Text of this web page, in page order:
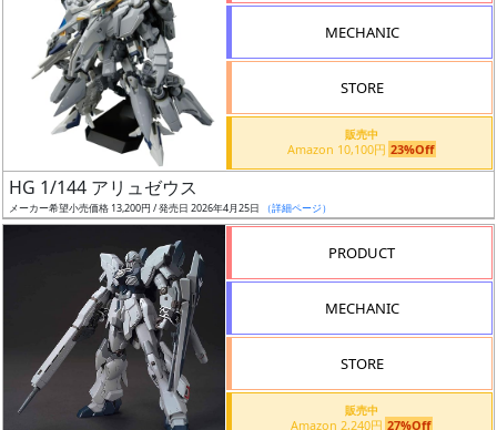
ー
タ
ー
（β）
MECHANIC
STORE
販売中
Amazon 10,100円 23%Off
HG 1/144 アリュゼウス
メーカー希望小売価格 13,200円 / 発売日 2026年4月25日 （詳細ページ）
PRODUCT
MECHANIC
STORE
販売中
Amazon 2,240円 27%Off